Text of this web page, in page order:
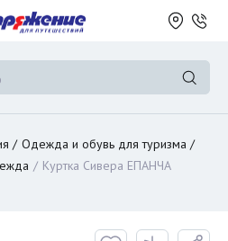
Одежда и обувь для туризма
Куртка Сивера ЕПАНЧА